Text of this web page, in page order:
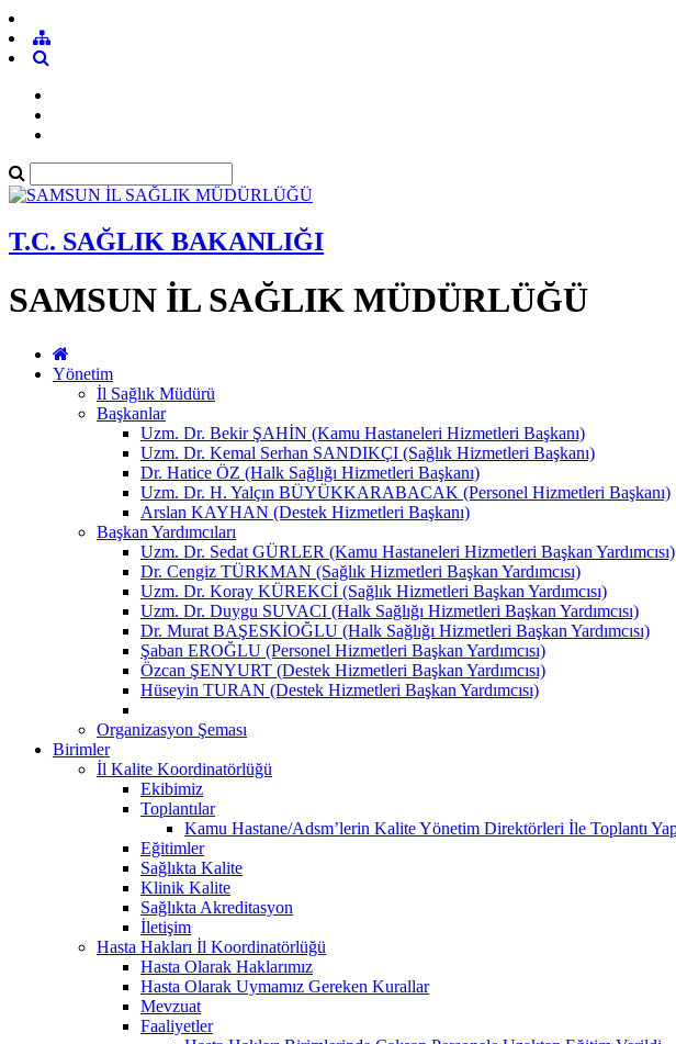
T.C. SAĞLIK BAKANLIĞI
SAMSUN İL SAĞLIK MÜDÜRLÜĞÜ
Yönetim
İl Sağlık Müdürü
Başkanlar
Uzm. Dr. Bekir ŞAHİN (Kamu Hastaneleri Hizmetleri Başkanı)
Uzm. Dr. Kemal Serhan SANDIKÇI (Sağlık Hizmetleri Başkanı)
Dr. Hatice ÖZ (Halk Sağlığı Hizmetleri Başkanı)
Uzm. Dr. H. Yalçın BÜYÜKKARABACAK (Personel Hizmetleri Başkanı)
Arslan KAYHAN (Destek Hizmetleri Başkanı)
Başkan Yardımcıları
Uzm. Dr. Sedat GÜRLER (Kamu Hastaneleri Hizmetleri Başkan Yardımcısı)
Dr. Cengiz TÜRKMAN (Sağlık Hizmetleri Başkan Yardımcısı)
Uzm. Dr. Koray KÜREKCİ (Sağlık Hizmetleri Başkan Yardımcısı)
Uzm. Dr. Duygu SUVACI (Halk Sağlığı Hizmetleri Başkan Yardımcısı)
Dr. Murat BAŞESKİOĞLU (Halk Sağlığı Hizmetleri Başkan Yardımcısı)
Şaban EROĞLU (Personel Hizmetleri Başkan Yardımcısı)
Özcan ŞENYURT (Destek Hizmetleri Başkan Yardımcısı)
Hüseyin TURAN (Destek Hizmetleri Başkan Yardımcısı)
Organizasyon Şeması
Birimler
İl Kalite Koordinatörlüğü
Ekibimiz
Toplantılar
Kamu Hastane/Adsm’lerin Kalite Yönetim Direktörleri İle Toplantı
Eğitimler
Sağlıkta Kalite
Klinik Kalite
Sağlıkta Akreditasyon
İletişim
Hasta Hakları İl Koordinatörlüğü
Hasta Olarak Haklarımız
Hasta Olarak Uymamız Gereken Kurallar
Mevzuat
Faaliyetler